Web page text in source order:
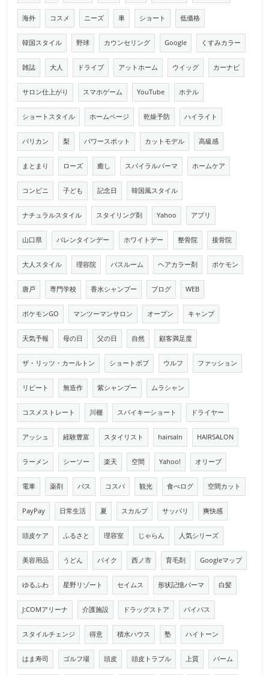
海外 コスメ ニーズ 車 ショート 低価格
韓国スタイル 野球 カウンセリング Google くすみカラー
雑誌 大人 ドライブ アットホーム ウイッグ カーナビ
サロン仕上がり スマホゲーム YouTube ホテル
ショートスタイル ホームページ 乾燥予防 ハイライト
バリカン 梨 パワースポット カットモデル 高級感
まとまり ローズ 癒し スパイラルパーマ ホームケア
コンビニ 子ども 記念日 韓国風スタイル
ナチュラルスタイル スタイリング剤 Yahoo アプリ
山口県 バレンタインデー ホワイトデー 整骨院 接骨院
大人スタイル 理容院 バスルーム ヘアカラー剤 ポケモン
唐戸 専門学校 香水シャンプー ブログ WEB
ポケモンGO マンツーマンサロン オープン キャンプ
天気予報 母の日 父の日 自然 顧客満足度
ザ・リッツ・カールトン ショートボブ ウルフ ファッション
リピート 無造作 紫シャンプー ムラシャン
コスメストレート 川棚 スパイキーショート ドライヤー
アッシュ 経験豊富 スタイリスト hairsaln HAIRSALON
ラーメン シーソー 楽天 空間 Yahoo! オリーブ
電車 薬剤 バス コスパ 観光 食べログ 空間カット
PayPay 日常生活 夏 スカルプ サッパリ 爽快感
頭皮ケア ふるさと 理容室 じゃらん 人気シリーズ
美容用品 うどん バイク 西ノ市 育毛剤 Googleマップ
ゆるふわ 星野リゾート セイムス 形状記憶パーマ 白髪
J:COMアリーナ 介護施設 ドラッグストア バイパス
スタイルチェンジ 得意 積水ハウス 塾 ハイトーン
はま寿司 ゴルフ場 頭皮 頭皮トラブル 上質 バーム